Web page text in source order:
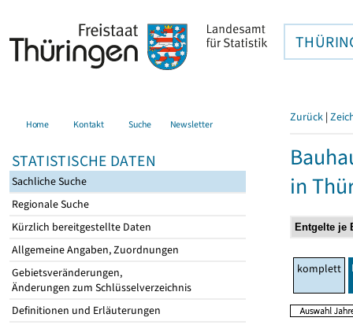
Home Kontakt Suche Newsletter
STATISTISCHE DATEN
Sachliche Suche
Regionale Suche
Kürzlich bereitgestellte Daten
Allgemeine Angaben, Zuordnungen
Gebietsveränderungen,
Änderungen zum Schlüsselverzeichnis
Definitionen und Erläuterungen
Zurück |
in
komplett